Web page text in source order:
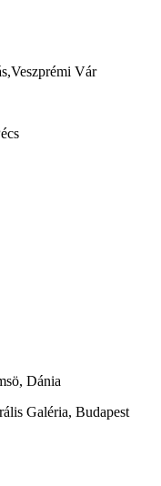
Vár
Dánia
Galéria, Budapest